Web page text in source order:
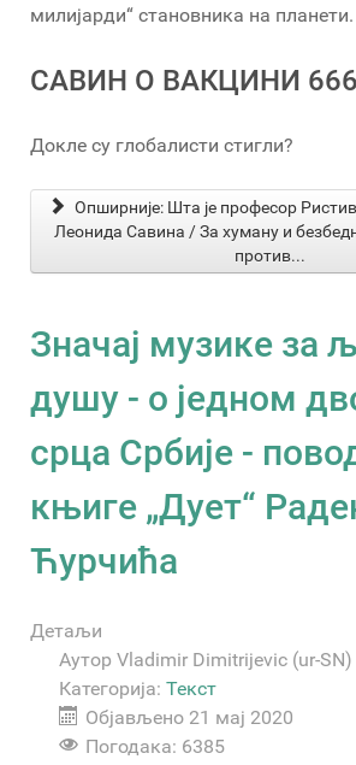
милијарди“ становника на планети.
САВИН О ВАКЦИНИ
Докле су глобалисти стигли?
Опширније: Шта је професор
Леонида Савина / За хуману и
против...
Значај музике за
душу - o једном
срца Србије -
књиге „Дует“
Ћурчића
Детаљи
Аутор Vladimir Dimitrijevic (ur-SN)
Категорија: Текст
Објављено 21 мај 2020
Погодака: 6385